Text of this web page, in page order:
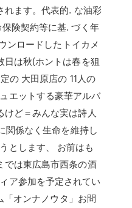
れます。代表的. な油彩
険契約等に基. づく年
ンロードしたトイカメ
日は秋(ホントは春を狙
の 大田原店の 11人の
エットする豪華アルバ
けど＝みんな実は詩人
関係なく生命を維持し
とします、 お前はも
は東広島市西条の酒
ア参加を予定されてい
「オンナノウタ」お問